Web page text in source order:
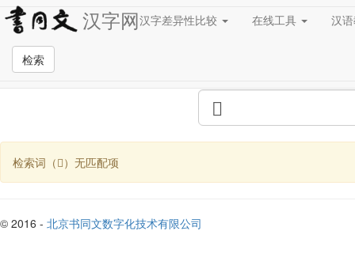
汉字网汉字差异性比较 在线工具 汉
检索
全站检索页面
检索词（𤒦）无匹配项
© 2016 - 北京书同文数字化技术有限公司